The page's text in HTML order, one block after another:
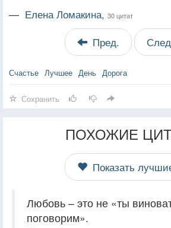
— Елена Ломакина, 30 цитат
Пред.
Счастье Лучшее День Дорога
Сохранить
ПОХОЖИЕ
Показать
Любовь – это не «ты
поговорим».